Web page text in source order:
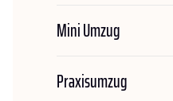
Mini Umzug
Praxisumzug